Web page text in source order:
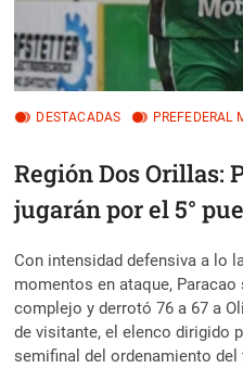
DESTACADAS PREFEDERAL
Región Dos Orillas:
jugarán por el 5°
Con intensidad defensiva a lo
momentos en ataque,
complejo y derrotó 76 a 67 a
de visitante, el elenco dirigido
semifinal del ordenamiento